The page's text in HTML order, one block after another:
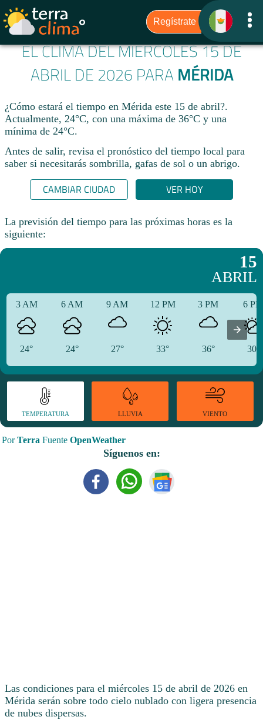
EL CLIMA DEL MIÉRCOLES 15 DE
ABRIL DE 2026 PARA MÉRIDA
¿Cómo estará el tiempo en Mérida este 15 de abril?.
Actualmente, 24°C, con una máxima de 36°C y una
mínima de 24°C.
Antes de salir, revisa el pronóstico del tiempo local para
saber si necesitarás sombrilla, gafas de sol o un abrigo.
CAMBIAR CIUDAD VER HOY
La previsión del tiempo para las próximas horas es la
siguiente:
15
ABRIL
3 AM
24°
6 AM
24°
9 AM
27°
12 PM
33°
3 PM
36°
6
30°
TEMPERATURA LLUVIA VIENTO
PorTerra Fuente OpenWeather
Síguenos en:
Las condiciones para el miércoles 15 de abril de 2026 en
Mérida serán sobre todo cielo nublado con ligera presencia
de nubes dispersas.